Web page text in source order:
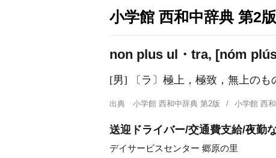
小学館 西和中辞典 第2版
non plus ul・tra, [nóm
[男] 〔ラ〕極上，極致，無上のも
出典 小学館 西和中辞典 第2版 小学館 西
送迎ドライバー/交通費支給/夜勤
デイサービスセンター 郷原の里